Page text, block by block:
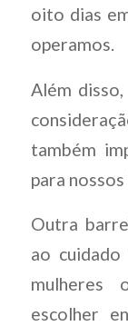
oito dias
operamos.
Além
também
para
Outra
ao
mulheres
escolher